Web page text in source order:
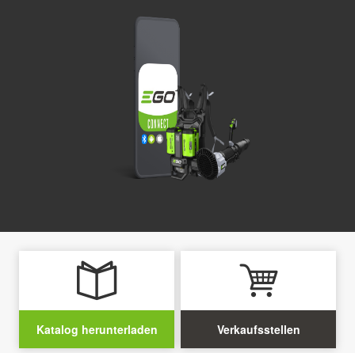
Katalog herunterladen Verkaufsstellen